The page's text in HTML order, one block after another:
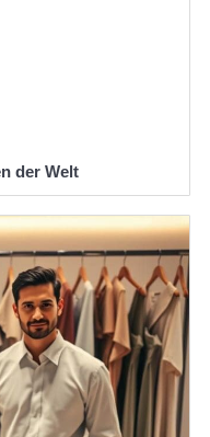
der Welt